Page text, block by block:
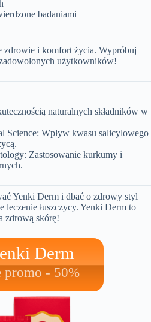
badaniami
zdrowie i komfort życia. Wypróbuj
użytkowników!
naturalnych składników w
Science: Wpływ kwasu salicylowego
Zastosowanie kurkumy i
Yenki Derm i dbać o zdrowy styl
leczenie łuszczycy. Yenki Derm to
zdrową skórę!
Derm
promo - 50%